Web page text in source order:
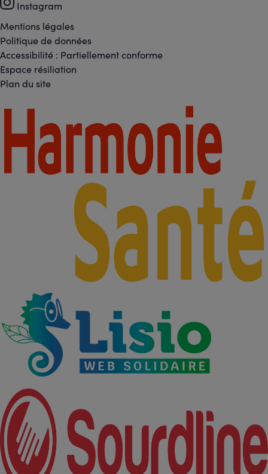
-
Réseaux
sociaux
Instagram
Footer
-
Liens
légaux
Mentions légales
Politique de données
Accessibilité : Partiellement conforme
Espace résiliation
Plan du site
Footer
Partenaires